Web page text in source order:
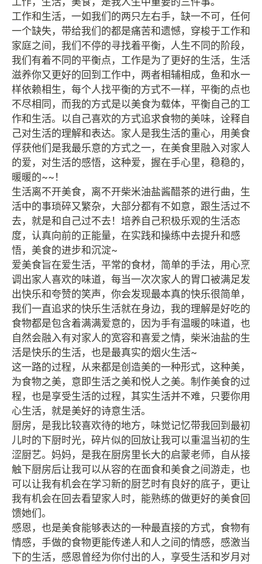
工作和生活，一如我们的两只左右手，缺一不可，任何
一个缺失，带给我们的都是痛苦和遗憾，穿梭于工作和
家庭之间，我们不停的寻找着平衡，人生不同的阶段，
我们有着不同的平衡点，工作是为了更好的生活，生活
滋养你又更好的回到工作中，两者相辅相成，鱼和水一
样依赖相生，每个人找平衡的方式不一样，平衡的点也
不尽相同，而我的方式是以美食为载体，平衡自己的工
作和生活。以自己喜欢的方式追求食物的美味，诠释自
己对生活的理解和表达。家人是我生活的重心，用美食
俘获他们是我最乐意的方式之一，在美食里融入对家人
的爱，对生活的感悟，这种爱，握在手心里，稳稳的，
暖暖的~~！
生活离不开美食，离不开柴米油盐酱醋茶的进行曲，生
活中的事琐碎又繁杂，大部分都有不如意，跟生活过不
去，就是和自己过不去！培养自己积极乐观的生活态
度，认真向前的正能量，在实践和操练中去提升和感
悟，美食的进步和沉淀~
爱美食旨在爱生活，平常的食材，简单的手法，用心烹
调出家人喜欢的味道，每当一次次家人的胃口被满足发
出快乐和夸赞的笑声，你会发现最本真的快乐很简单，
我们一直追求的快乐生活就在身边，我的理解是好吃的
食物都是包含着满满爱意的，因为手有温暖的味道，也
自然会融入有对家人的宽容和喜爱之情，柴米油盐的生
活是快乐的生活，也是最真实的烟火生活~
这一路的过程，从来都是创造美的一种形式，这种美，
为食物之美，意即生活之美和悦人之美。制作美食的过
程，也是享受生活的过程，其实生活并不难，只要你用
心生活，就是美好的诗意生活。
厨房，是我比较喜欢待的地方，味觉记忆带我回到最初
儿时的下厨时光，碎片似的回放让我可以重温当初的生
涩厨艺。妈妈，是我在厨房里长大的启蒙老师，自从接
触下厨房后让我可以从容的在面食和美食之间游走，也
可以让我有机会在学习新的厨艺时有良好的底子，更让
我有机会在回去看望家人时，能熟练的做更好的美食回
馈她们。
感恩，也是美食能够表达的一种最直接的方式，食物有
情感，手做的食物更能传递人和人之间的情感，感激当
下的生活，感恩曾经为你付出的人，享受生活和岁月对